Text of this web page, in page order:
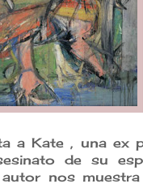
a Kate , una ex
de su
nos